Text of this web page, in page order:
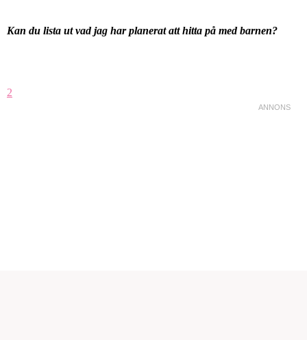
Kan du lista ut vad jag har planerat att hitta på med barnen?
2